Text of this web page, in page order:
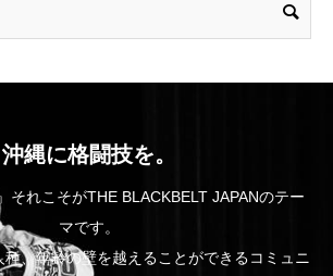
沖縄に格闘技を。
それこそがTHE BLACKBELT JAPANのテー
マです。
、年齢の壁を越えることができるコミュニ